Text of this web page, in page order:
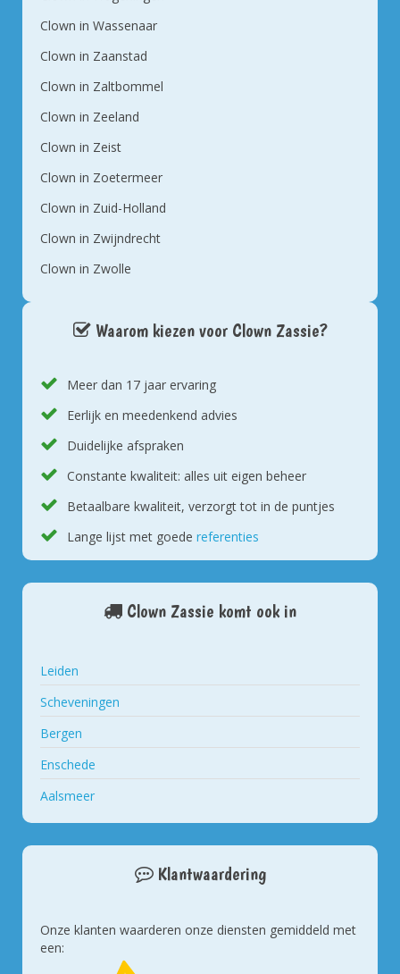
Clown in Wassenaar
Clown in Zaanstad
Clown in Zaltbommel
Clown in Zeeland
Clown in Zeist
Clown in Zoetermeer
Clown in Zuid-Holland
Clown in Zwijndrecht
Clown in Zwolle
Waarom kiezen voor Clown Zassie?
Meer dan 17 jaar ervaring
Eerlijk en meedenkend advies
Duidelijke afspraken
Constante kwaliteit: alles uit eigen beheer
Betaalbare kwaliteit, verzorgt tot in de puntjes
Lange lijst met goede referenties
Clown Zassie komt ook in
Leiden
Scheveningen
Bergen
Enschede
Aalsmeer
Klantwaardering
Onze klanten waarderen onze diensten gemiddeld met
een: